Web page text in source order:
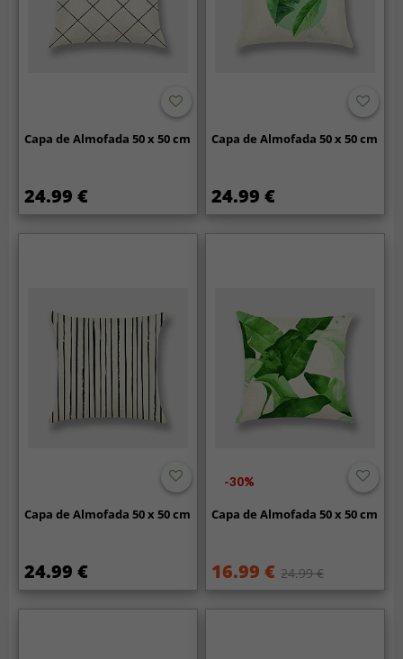
Capa de Almofada 50 x 50 cm
24.99 €
Capa de Almofada 50 x 50 cm
24.99 €
Capa de Almofada 50 x 50 cm
24.99 €
-30%
Capa de Almofada 50 x 50 cm
16.99 € 24.99 €